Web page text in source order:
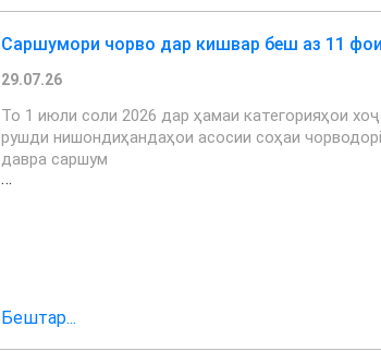
Саршумори чорво дар кишвар беш аз 11
29.07.26
То 1 июли соли 2026 дар ҳамаи категорияҳои
рушди нишондиҳандаҳои асосии соҳаи
давра саршум
…
Бештар...